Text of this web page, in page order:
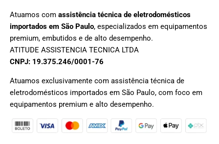
Atuamos com assistência técnica de eletrodomésticos
importados em São Paulo, especializados em equipamentos
premium, embutidos e de alto desempenho.
ATITUDE ASSISTENCIA TECNICA LTDA
CNPJ: 19.375.246/0001-76
Atuamos exclusivamente com assistência técnica de
eletrodomésticos importados em São Paulo, com foco em
equipamentos premium e alto desempenho.